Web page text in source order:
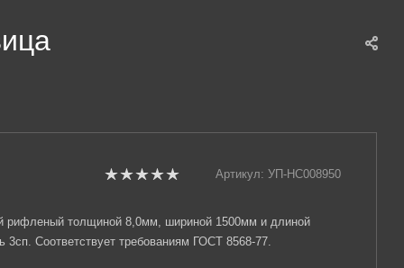
Артикул: УП-НС008950
рифленый толщиной 8,0мм, шириной 1500мм и длиной
3сп. Соответствует требованиям ГОСТ 8568-77.